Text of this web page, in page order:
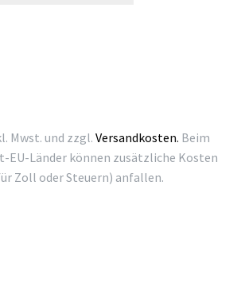
Mwst. und zzgl. Versandkosten. Beim
EU-Länder können zusätzliche Kosten
Zoll oder Steuern) anfallen.